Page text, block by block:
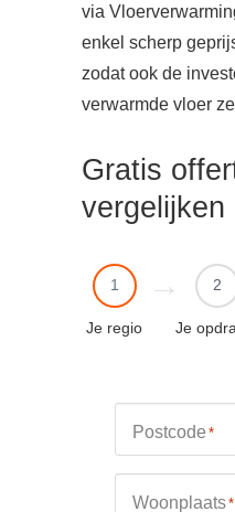
via
enkel scherp
zodat ook de
verwarmde vloer
Gratis
vergelijken
1
Je regio
2
Je
Postcode *
Woonplaats*